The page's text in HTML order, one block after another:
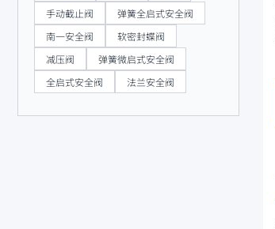
手动截止阀
弹簧全启式安全阀
南一安全阀
软密封蝶阀
减压阀
弹簧微启式安全阀
全启式安全阀
法兰安全阀